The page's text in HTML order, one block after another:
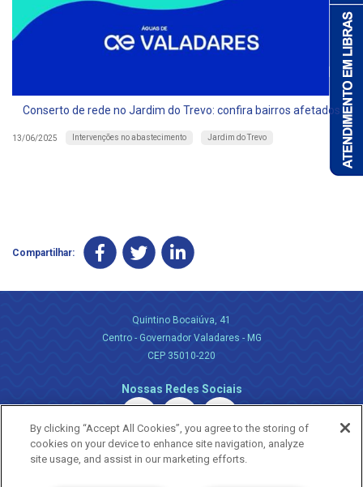
Conserto de rede no Jardim do Trevo: confira bairros afetados
13/06/2025 Intervenções no abastecimento Jardim do Trevo
Compartilhar:
Quintino Bocaiúva, 41
Centro - Governador Valadares - MG
CEP 35010-220
Nossas Redes Sociais
By clicking “Accept All Cookies”, you agree to the storing of
cookies on your device to enhance site navigation, analyze
site usage, and assist in our marketing efforts.